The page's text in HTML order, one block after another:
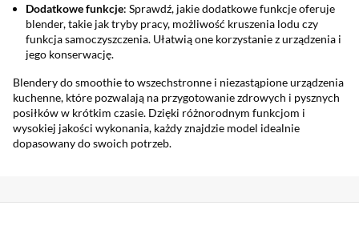
Dodatkowe funkcje: Sprawdź, jakie dodatkowe funkcje oferuje
blender, takie jak tryby pracy, możliwość kruszenia lodu czy
funkcja samoczyszczenia. Ułatwią one korzystanie z urządzenia i
jego konserwację.
Blendery do smoothie to wszechstronne i niezastąpione urządzenia
kuchenne, które pozwalają na przygotowanie zdrowych i pysznych
posiłków w krótkim czasie. Dzięki różnorodnym funkcjom i
wysokiej jakości wykonania, każdy znajdzie model idealnie
dopasowany do swoich potrzeb.